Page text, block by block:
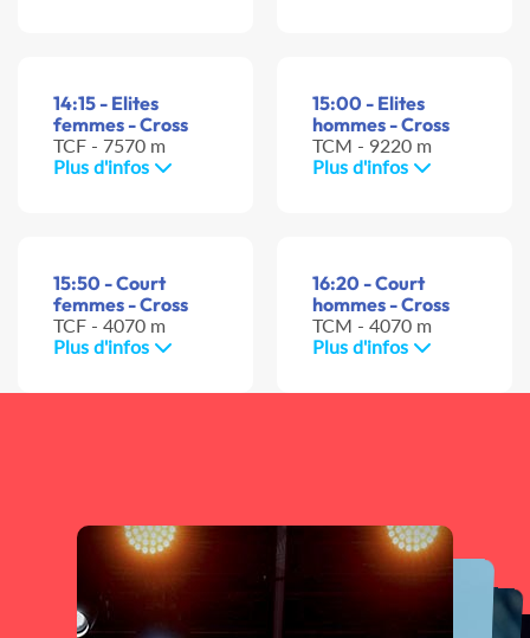
14:15 - Elites
femmes - Cross
TCF - 7570 m
Plus d'infos
15:00 - Elites
hommes - Cross
TCM - 9220 m
Plus d'infos
15:50 - Court
femmes - Cross
TCF - 4070 m
Plus d'infos
16:20 - Court
hommes - Cross
TCM - 4070 m
Plus d'infos